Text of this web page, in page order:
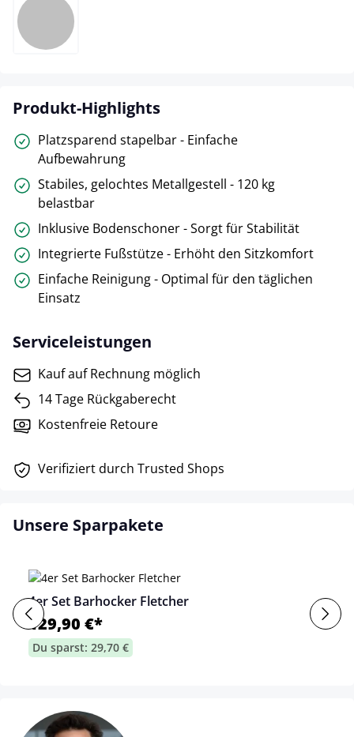
silber
Produkt-Highlights
Platzsparend stapelbar - Einfache
Aufbewahrung
Stabiles, gelochtes Metallgestell - 120 kg
belastbar
Inklusive Bodenschoner - Sorgt für Stabilität
Integrierte Fußstütze - Erhöht den Sitzkomfort
Einfache Reinigung - Optimal für den täglichen
Einsatz
Serviceleistungen
Kauf auf Rechnung möglich
14 Tage Rückgaberecht
Kostenfreie Retoure
Verifiziert durch Trusted Shops
Unsere Sparpakete
4er Set Barhocker Fletcher
129,90 €*
Du sparst: 29,70 €